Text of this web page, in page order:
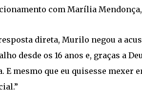
com Marília
direta, Murilo negou a
desde os 16 anos e, graças a
E mesmo que eu quisesse mexer